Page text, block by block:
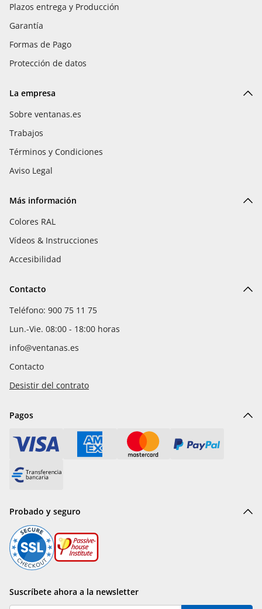
Plazos entrega y Producción
Garantía
Formas de Pago
Protección de datos
La empresa
Sobre ventanas.es
Trabajos
Términos y Condiciones
Aviso Legal
Más información
Colores RAL
Vídeos & Instrucciones
Accesibilidad
Contacto
Teléfono: 900 75 11 75
Lun.-Vie. 08:00 - 18:00 horas
info@ventanas.es
Contacto
Desistir del contrato
Pagos
Probado y seguro
Suscríbete ahora a la newsletter